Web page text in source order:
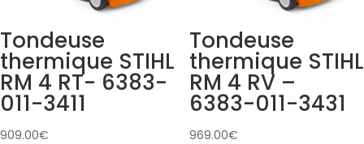
Tondeuse
thermique STIHL
RM 4 RT- 6383-
011-3411
909.00€
Tondeuse
thermique STIHL
RM 4 RV –
6383-011-3431
969.00€